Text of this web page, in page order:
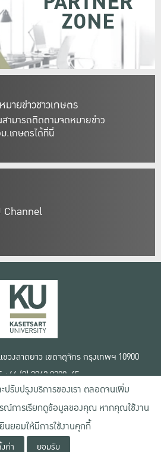
มายข่าวชาวเกษตร
ามารถติดตามจดหมายข่าว
.เกษตรได้ที่นี่
ZONE
Channel
วงลาดยาว เขตจตุจักร กรุงเทพฯ 10900
(0) 2942 8200-45
2020 มหาวิทยาลัยเกษตรศาสตร์
นไขการใช้งานเว็บไซต์
กลงด้านสิทธิ์ใช้งาน
บายความเป็นส่วนตัว
ปรับปรุงบริการของเรา ตลอดจนเพิ่ม
ณ์การเรียกดูข้อมูลของคุณ หากคุณใช้งาน
นยอมให้มีการใช้งานคุกกี้
ค่า ยอมรับ